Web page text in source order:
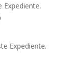
Expediente.